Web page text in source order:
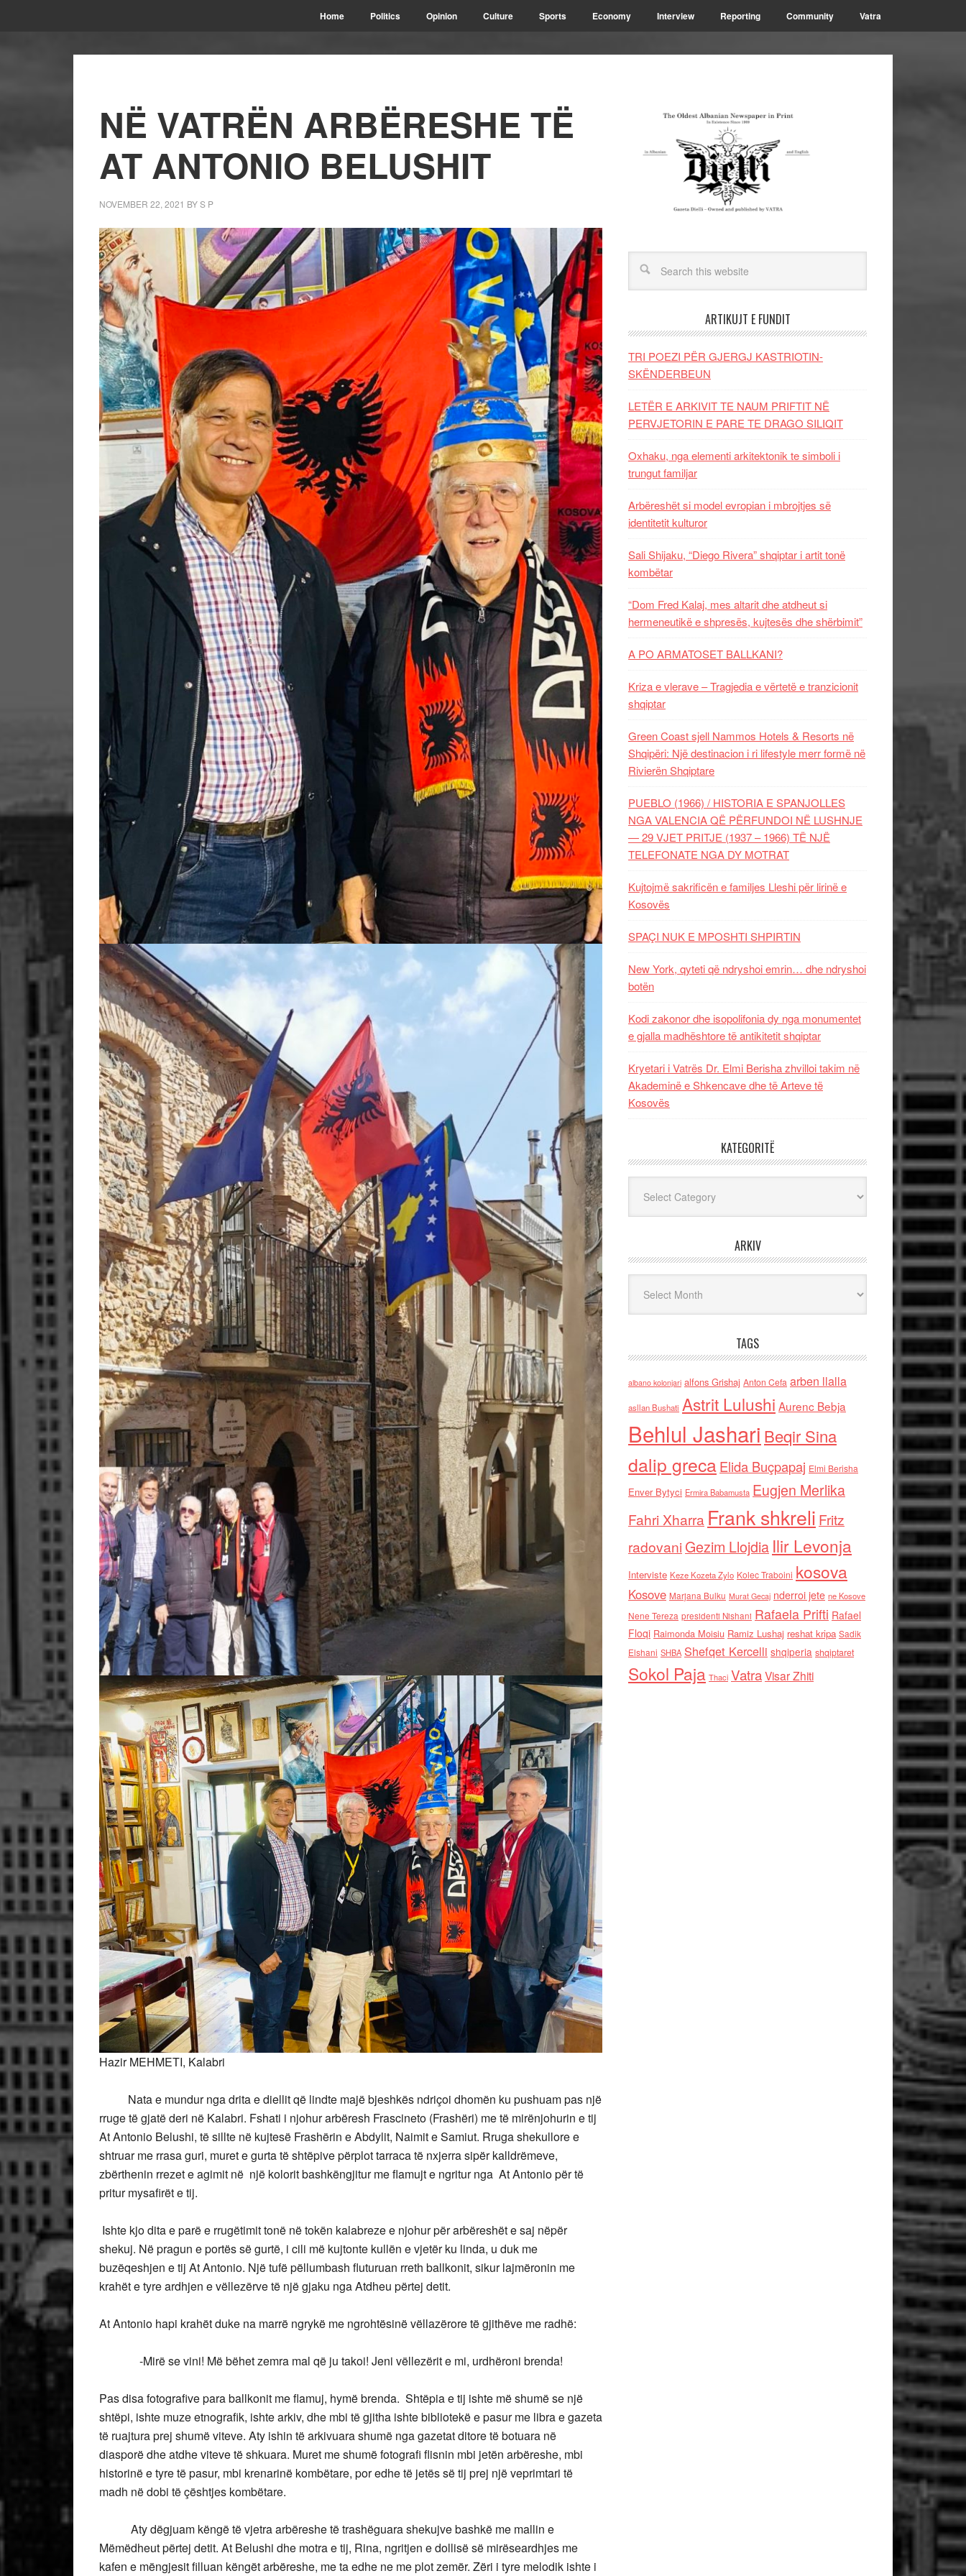
Home Politics Opinion Culture Sports Economy Interview Reporting Community Vatra
NË VATRËN ARBËRESHE TË
AT ANTONIO BELUSHIT
NOVEMBER 22, 2021 BYS P
Hazir MEHMETI, Kalabri
Nata e mundur nga drita e diellit që lindte majë bjeshkës ndriçoi dhomën ku pushuam pas një
rruge të gjatë deri në Kalabri. Fshati i njohur arbëresh Frascineto (Frashëri) me të mirënjohurin e tij
At Antonio Belushi, të sillte në kujtesë Frashërin e Abdylit, Naimit e Samiut. Rruga shekullore e
shtruar me rrasa guri, muret e gurta të shtëpive përplot tarraca të nxjerra sipër kalldrëmeve,
zbërthenin rrezet e agimit në një kolorit bashkëngjitur me flamujt e ngritur nga At Antonio për të
pritur mysafirët e tij.
Ishte kjo dita e parë e rrugëtimit tonë në tokën kalabreze e njohur për arbëreshët e saj nëpër
shekuj. Në pragun e portës së gurtë, i cili më kujtonte kullën e vjetër ku linda, u duk me
buzëqeshjen e tij At Antonio. Një tufë pëllumbash fluturuan rreth ballkonit, sikur lajmëronin me
krahët e tyre ardhjen e vëllezërve të një gjaku nga Atdheu përtej detit.
At Antonio hapi krahët duke na marrë ngrykë me ngrohtësinë vëllazërore të gjithëve me radhë:
-Mirë se vini! Më bëhet zemra mal që ju takoi! Jeni vëllezërit e mi, urdhëroni brenda!
Pas disa fotografive para ballkonit me flamuj, hymë brenda. Shtëpia e tij ishte më shumë se një
shtëpi, ishte muze etnografik, ishte arkiv, dhe mbi të gjitha ishte bibliotekë e pasur me libra e gazeta
të ruajtura prej shumë viteve. Aty ishin të arkivuara shumë nga gazetat ditore të botuara në
diasporë dhe atdhe viteve të shkuara. Muret me shumë fotografi flisnin mbi jetën arbëreshe, mbi
historinë e tyre të pasur, mbi krenarinë kombëtare, por edhe të jetës së tij prej një veprimtari të
madh në dobi të çështjes kombëtare.
Aty dëgjuam këngë të vjetra arbëreshe të trashëguara shekujve bashkë me mallin e
Mëmëdheut përtej detit. At Belushi dhe motra e tij, Rina, ngritjen e dollisë së mirëseardhjes me
kafen e mëngjesit filluan këngët arbëreshe, me ta edhe ne me plot zemër. Zëri i tyre melodik ishte i
ARTIKUJT E FUNDIT
TRI POEZI PËR GJERGJ KASTRIOTIN-
SKËNDERBEUN
LETËR E ARKIVIT TE NAUM PRIFTIT NË
PERVJETORIN E PARE TE DRAGO SILIQIT
Oxhaku, nga elementi arkitektonik te simboli i
trungut familjar
Arbëreshët si model evropian i mbrojtjes së
identitetit kulturor
Sali Shijaku, “Diego Rivera” shqiptar i artit tonë
kombëtar
“Dom Fred Kalaj, mes altarit dhe atdheut si
hermeneutikë e shpresës, kujtesës dhe shërbimit”
A PO ARMATOSET BALLKANI?
Kriza e vlerave – Tragjedia e vërtetë e tranzicionit
shqiptar
Green Coast sjell Nammos Hotels & Resorts në
Shqipëri: Një destinacion i ri lifestyle merr formë në
Rivierën Shqiptare
PUEBLO (1966) / HISTORIA E SPANJOLLES
NGA VALENCIA QË PËRFUNDOI NË LUSHNJE
— 29 VJET PRITJE (1937 – 1966) TË NJË
TELEFONATE NGA DY MOTRAT
Kujtojmë sakrificën e familjes Lleshi për lirinë e
Kosovës
SPAÇI NUK E MPOSHTI SHPIRTIN
New York, qyteti që ndryshoi emrin… dhe ndryshoi
botën
Kodi zakonor dhe isopolifonia dy nga monumentet
e gjalla madhështore të antikitetit shqiptar
Kryetari i Vatrës Dr. Elmi Berisha zhvilloi takim në
Akademinë e Shkencave dhe të Arteve të
Kosovës
KATEGORITË
ARKIV
TAGS
albano kolonjari alfons Grishaj Anton Cefa arben llalla
asllan Bushati Astrit Lulushi Aurenc Bebja
Behlul Jashari Beqir Sina
dalip grecaElida Buçpapaj Elmi Berisha
Enver Bytyci Ermira Babamusta Eugjen Merlika
Fahri Xharra Frank shkreli Fritz
radovaniGezim Llojdia Ilir Levonja
Interviste Keze Kozeta Zylo Kolec Traboini kosova
Kosove Marjana Bulku Murat Gecaj nderroi jete ne Kosove
Nene Tereza presidenti Nishani Rafaela Prifti Rafael
Floqi Raimonda Moisiu Ramiz Lushaj reshat kripa Sadik
Elshani SHBA Shefqet Kercelli shqiperia shqiptaret
Sokol Paja Thaci VatraVisar Zhiti